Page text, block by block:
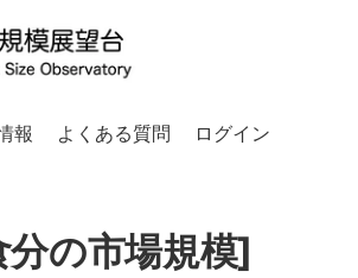
報 よくある質問
ログイン
の市場規模]